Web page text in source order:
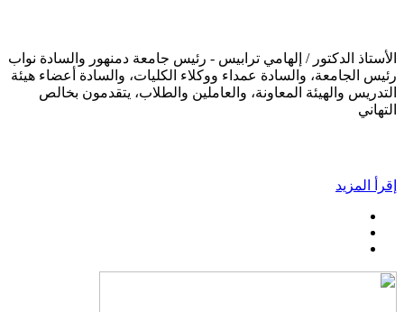
الأستاذ الدكتور / إلهامي ترابيس - رئيس جامعة دمنهور والسادة نواب
رئيس الجامعة، والسادة عمداء ووكلاء الكليات، والسادة أعضاء هيئة
التدريس والهيئة المعاونة، والعاملين والطلاب، يتقدمون بخالص
التهاني
إقرأ المزيد